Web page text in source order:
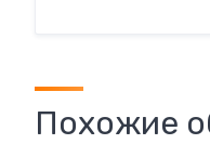
Похожие